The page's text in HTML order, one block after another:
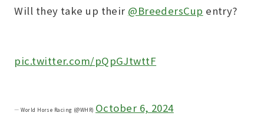
Will they take up their @BreedersCup entry?
pic.twitter.com/pQpGJtwttF
— World Horse Racing (@WHR) October 6, 2024